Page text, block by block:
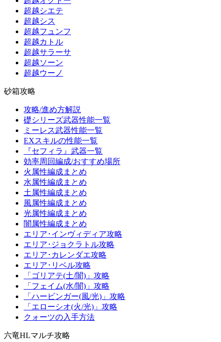
超越シエテ
超越シス
超越フュンフ
超越カトル
超越サラーサ
超越ソーン
超越ウーノ
砂箱攻略
攻略/進め方解説
礎シリーズ武器性能一覧
ミーレス武器性能一覧
EXスキルの性能一覧
『セフィラ』武器一覧
効率周回編成/おすすめ場所
火属性編成まとめ
水属性編成まとめ
土属性編成まとめ
風属性編成まとめ
光属性編成まとめ
闇属性編成まとめ
エリア･インヴィディア攻略
エリア･ジョクラトル攻略
エリア･カレンダエ攻略
エリア･リベル攻略
「ゴリアテ(土/闇)」攻略
「フェイム(水/闇)」攻略
「ハービンガー(風/光)」攻略
「エローシオ(火/光)」攻略
クォーツの入手方法
六竜HLマルチ攻略